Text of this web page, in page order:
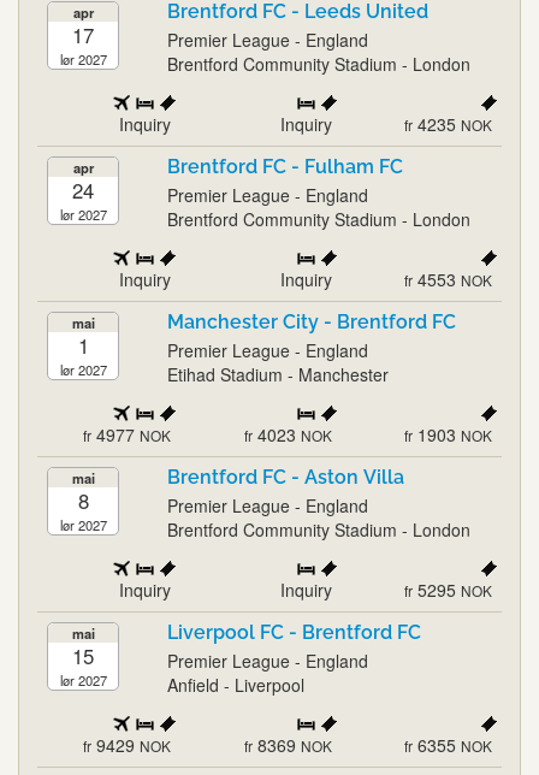
apr
17
lør 2027
Brentford FC - Leeds United
Premier League - England
Brentford Community Stadium - London
Inquiry Inquiry fr 4235 NOK
apr
24
lør 2027
Brentford FC - Fulham FC
Premier League - England
Brentford Community Stadium - London
Inquiry Inquiry fr 4553 NOK
mai
1
lør 2027
Manchester City - Brentford FC
Premier League - England
Etihad Stadium - Manchester
fr 4977 NOK fr 4023 NOK fr 1903 NOK
mai
8
lør 2027
Brentford FC - Aston Villa
Premier League - England
Brentford Community Stadium - London
Inquiry Inquiry fr 5295 NOK
mai
15
lør 2027
Liverpool FC - Brentford FC
Premier League - England
Anfield - Liverpool
fr 9429 NOK fr 8369 NOK fr 6355 NOK